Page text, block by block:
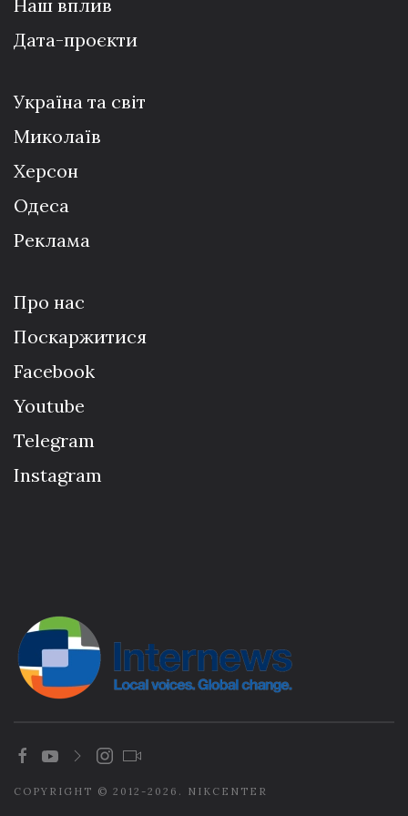
Наш вплив
Дата-проєкти
Україна та світ
Миколаїв
Херсон
Одеса
Реклама
Про нас
Поскаржитися
Facebook
Youtube
Telegram
Instagram
COPYRIGHT © 2012-2026. NIKCENTER